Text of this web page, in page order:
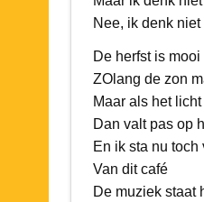
Nee, ik denk
De herfst is mooi
ZOlang de zon
Maar als het
Dan valt pas op
En ik sta nu toch
Van dit café
De muziek staat